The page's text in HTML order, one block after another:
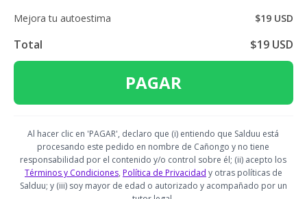
Mejora tu autoestima $19 USD
Total $19 USD
PAGAR
Al hacer clic en 'PAGAR', declaro que (i) entiendo que Salduu está
procesando este pedido en nombre de Cañongo y no tiene
responsabilidad por el contenido y/o control sobre él; (ii) acepto los
Términos y Condiciones, Política de Privacidad y otras políticas de
Salduu; y (iii) soy mayor de edad o autorizado y acompañado por un